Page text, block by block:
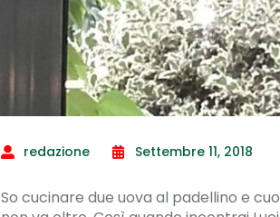
redazione Settembre 11, 2018
So cucinare due uova al padellino e